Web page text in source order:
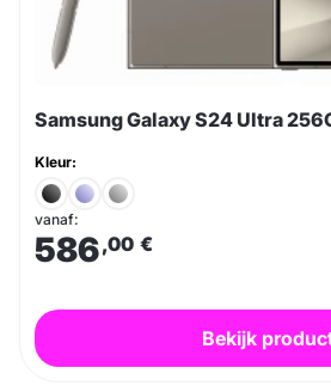
Samsung Galaxy S24 Ultra
Kleur:
vanaf:
586,00 €
Bekijk